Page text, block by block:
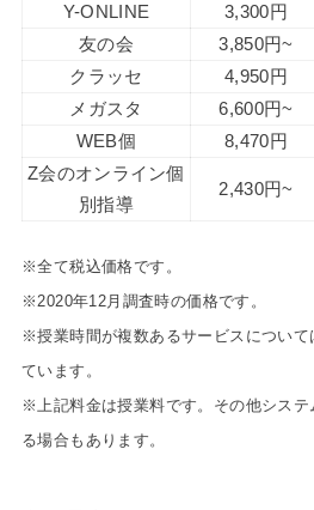
Y-ONLINE
3,300円
友の会
3,850円~
クラッセ
4,950円
メガスタ
6,600円~
WEB個
8,470円
Z会のオンライン個
別指導
2,430円~
※全て税込価格です。
※2020年12月調査時の価格です。
※授業時間が複数あるサービスについて
ています。
※上記料金は授業料です。その他シス
る場合もあります。